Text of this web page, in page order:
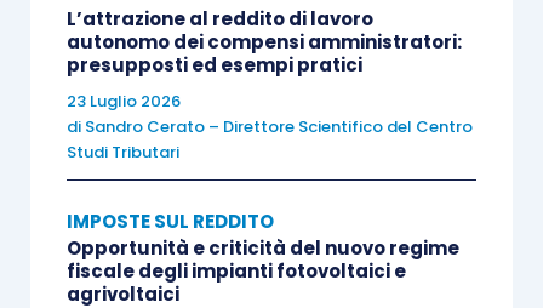
nell’esercizio dell’impresa commerciale. Inoltre,
a norma del successivoarticolo 71
Tuir, tali redditi sono costituiti dalla differenza
tra:
l’ammontare percepito nel periodo di
imposta(criterio di cassa) e;
lespese specificamente inerenti
L’attrazione al reddito di lavoro
autonomo dei compensi amministratori:
presupposti ed esempi pratici
23 Luglio 2026
di Sandro Cerato – Direttore Scientifico del Centro
Studi Tributari
IMPOSTE SUL REDDITO
Opportunità e criticità del nuovo regime
fiscale degli impianti fotovoltaici e
agrivoltaici